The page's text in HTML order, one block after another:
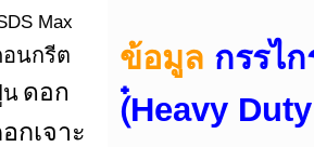
Max
อนกรีต
น ดอก
กเจาะ
ข้อมูล กรรไ
(๋Heavy